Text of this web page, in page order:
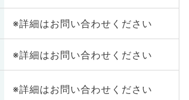
※詳細はお問い合わせください
※詳細はお問い合わせください
※詳細はお問い合わせください